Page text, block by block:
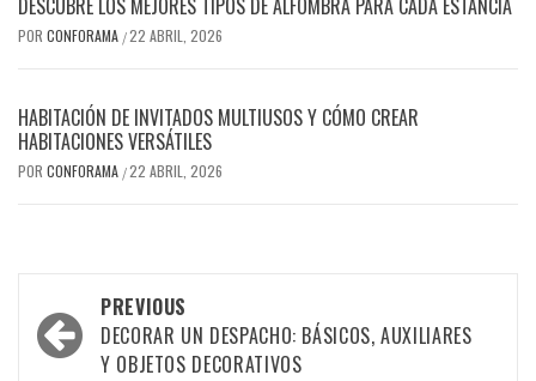
DESCUBRE LOS MEJORES TIPOS DE ALFOMBRA PARA CADA ESTANCIA
POR CONFORAMA /22 ABRIL, 2026
HABITACIÓN DE INVITADOS MULTIUSOS Y CÓMO CREAR
HABITACIONES VERSÁTILES
POR CONFORAMA /22 ABRIL, 2026
Post
navigation
PREVIOUS
DECORAR UN DESPACHO: BÁSICOS, AUXILIARES
Y OBJETOS DECORATIVOS